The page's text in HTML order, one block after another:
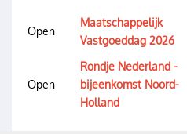
Open
Maatschappelijk
Vastgoeddag 2026
Open
Rondje Nederland -
bijeenkomst Noord-
Holland